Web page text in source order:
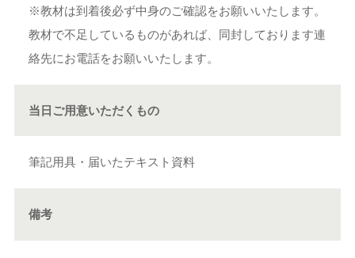
※教材は到着後必ず中身のご確認をお願いいたします。
教材で不足しているものがあれば、同封しております連
絡先にお電話をお願いいたします。
当日ご用意いただくもの
筆記用具・届いたテキスト資料
備考